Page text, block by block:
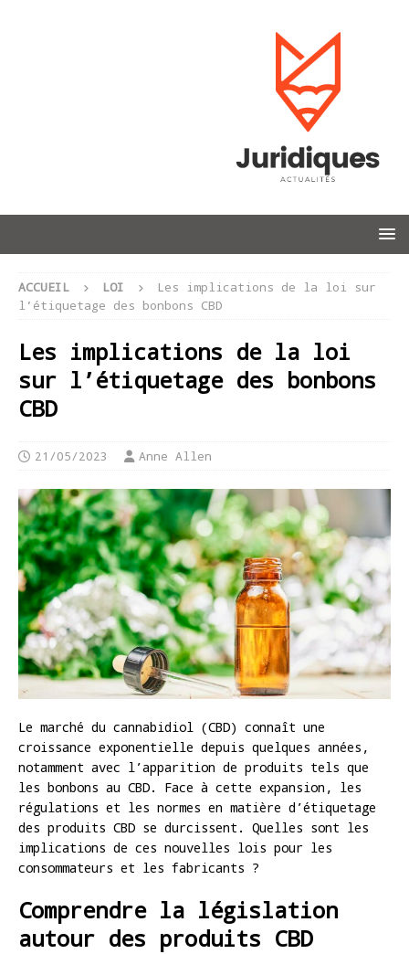
ACCUEIL LOI
Les implications de la loi sur
l’étiquetage des bonbons CBD
Les implications de la loi
sur l’étiquetage des bonbons
CBD
21/05/2023 Anne Allen
Le marché du cannabidiol (CBD) connaît une
croissance exponentielle depuis quelques années,
notamment avec l’apparition de produits tels que
les bonbons au CBD. Face à cette expansion, les
régulations et les normes en matière d’étiquetage
des produits CBD se durcissent. Quelles sont les
implications de ces nouvelles lois pour les
consommateurs et les fabricants ?
Comprendre la législation
autour des produits CBD